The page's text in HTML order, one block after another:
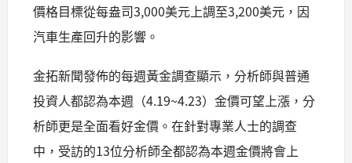
價格目標從每盎司3,000美元上調至3,200美元，因
汽車生產回升的影響。
金拓新聞發佈的每週黃金調查顯示，分析師與普通
投資人都認為本週（4.19~4.23）金價可望上漲，分
析師更是全面看好金價。在針對專業人士的調查
中，受訪的13位分析師全都認為本週金價將會上